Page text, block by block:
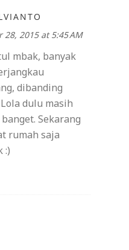
28, 2015 at 5:45 AM
mbak, banyak
dibanding
dulu masih
Sekarang
rumah saja
:)